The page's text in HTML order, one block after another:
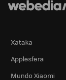
Xataka
Applesfera
Mundo Xiaomi